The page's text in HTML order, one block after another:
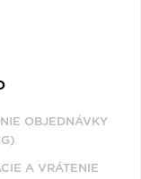
OBJEDNÁVKY
A VRÁTENIE